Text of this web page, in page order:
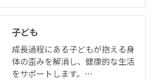
子ども
成長過程にある子どもが抱える身
体の歪みを解消し、健康的な生活
をサポートします。…